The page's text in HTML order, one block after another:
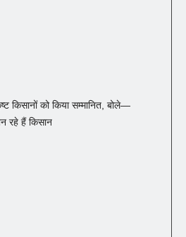
किसानों को किया सम्मानित, बोले—
रहे हैं किसान